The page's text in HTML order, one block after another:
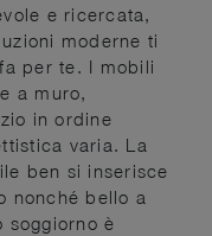
e ricercata,
moderne ti
per te. I mobili
a muro,
in ordine
varia. La
ben si inserisce
nonché bello a
soggiorno è